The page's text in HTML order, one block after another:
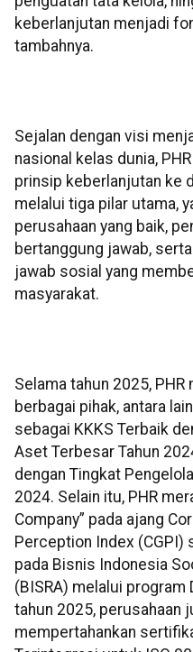
keberlanjutan menjadi
tambahnya.
Sejalan dengan visi
nasional kelas dunia,
prinsip keberlanjutan ke
melalui tiga pilar utama,
perusahaan yang baik,
bertanggung jawab,
jawab sosial yang
masyarakat.
Selama tahun 2025,
berbagai pihak, antara
sebagai KKKS Terbaik
Aset Terbesar Tahun
dengan Tingkat
2024. Selain itu, PHR
Company” pada ajang
Perception Index (CGPI)
pada Bisnis Indonesia
(BISRA) melalui program
tahun 2025, perusahaan
mempertahankan